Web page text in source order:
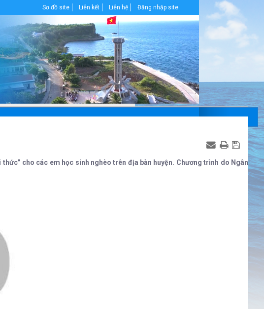
Sơ đồ site Liên kết Liên hệ Đăng nhập site
cho các em học sinh nghèo trên địa bàn huyện. Chương trình do Ngân